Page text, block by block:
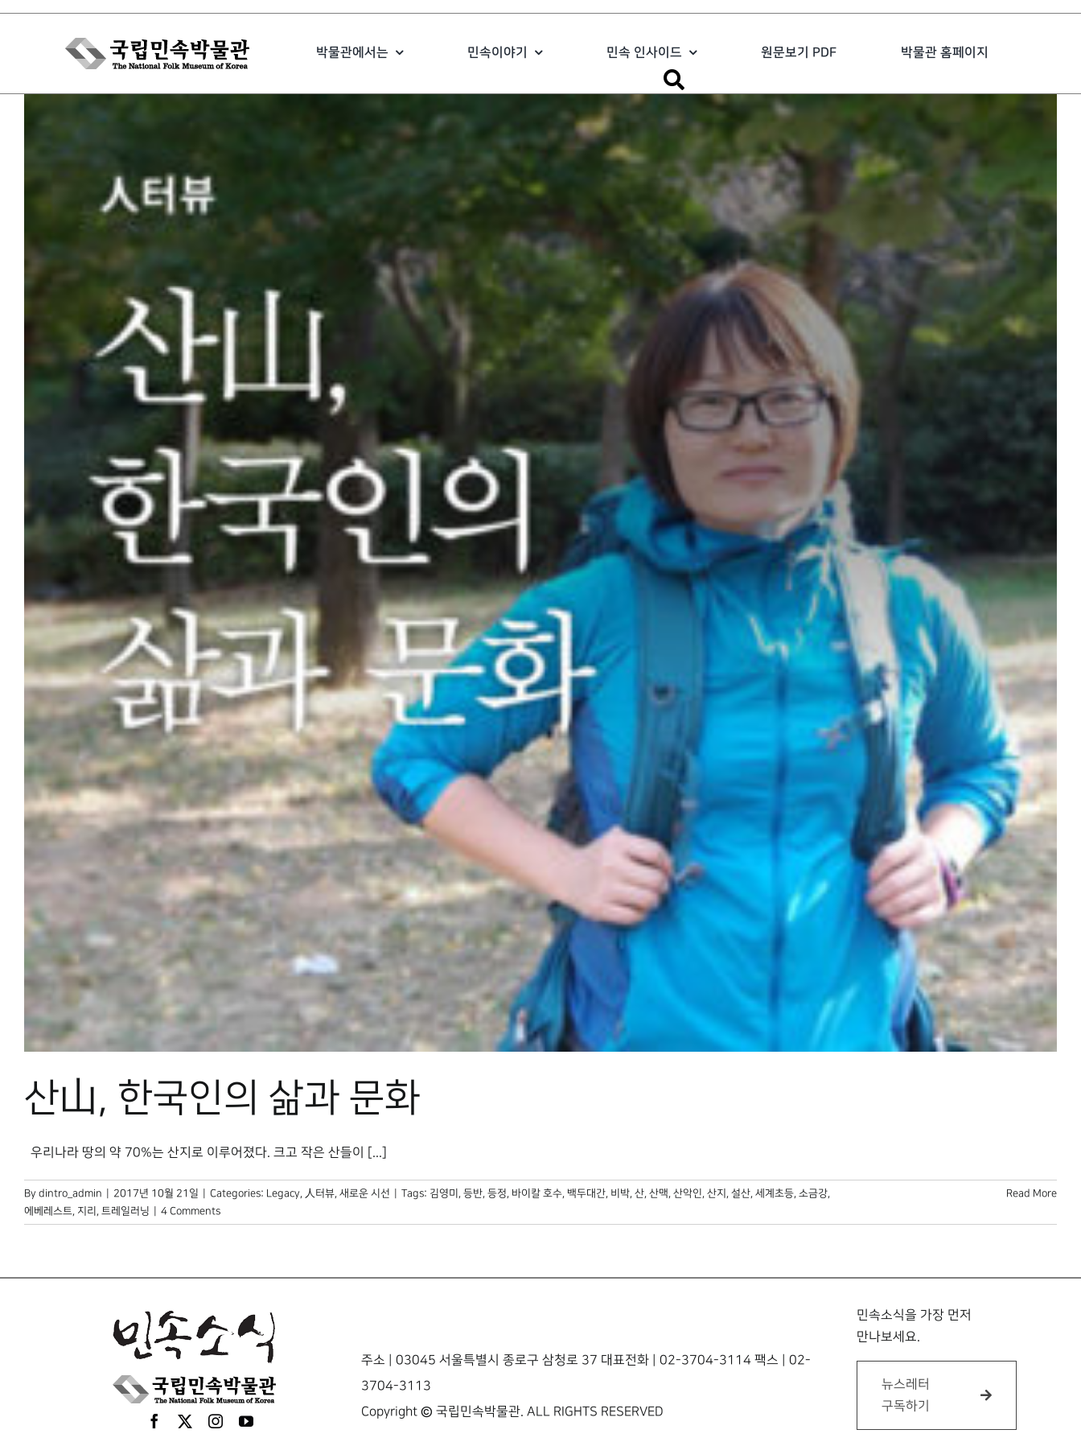
Skip
박물관에서는 민속이야기 민속 인사이드 원문보기 PDF 박물관 홈페이지
산山, 한국인의 삶과 문화
우리나라 땅의 약 70%는 산지로 이루어졌다. 크고 작은 산들이 [...]
By dintro_admin 2017년 10월 21일 Categories: Legacy, 人터뷰, 새로운 시선 Tags: 김영미 , 등반, 등정, 바이칼 호수, 백두대간, 비박, 산, 산맥, 산악인, 산지 , 설산, 세계초등, 소금강,
에베레스트, 지리 , 트레일러닝 4 Comments
Read More
주소 | 03045 서울특별시 종로구 삼청로 37 대표전화 | 02-3704-3114 팩스 | 02-
3704-3113
Copyright © 국립민속박물관. ALL RIGHTS RESERVED
민속소식을 가장 먼저
만나보세요.
뉴스레터
구독하기